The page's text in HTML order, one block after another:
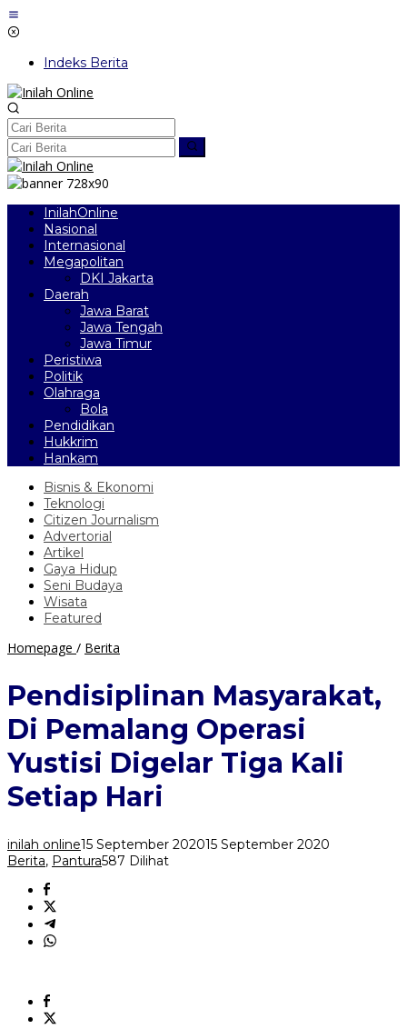
Lewati
ke
Indeks Berita
InilahOnline
Nasional
Internasional
Megapolitan
DKI Jakarta
Daerah
Jawa Barat
Jawa Tengah
Jawa Timur
Peristiwa
Politik
Olahraga
Bola
Pendidikan
Hukkrim
Hankam
Bisnis & Ekonomi
Teknologi
Citizen Journalism
Advertorial
Artikel
Gaya Hidup
Seni Budaya
Wisata
Featured
Homepage / Berita
Pemalang
Operasi
Yustisi
Digelar
Tiga
Kali
Setiap
Pendisiplinan Masyarakat,
Di Pemalang Operasi
Yustisi Digelar Tiga Kali
Setiap Hari
inilah online15 September 202015 September 2020
Berita, Pantura587 Dilihat